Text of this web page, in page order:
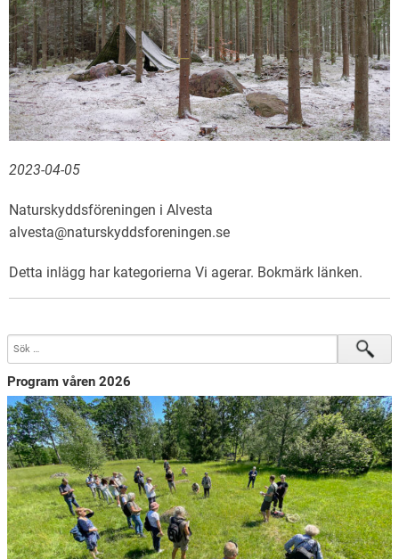
2023-04-05
Naturskyddsföreningen i Alvesta
alvesta@naturskyddsforeningen.se
Detta inlägg har kategorierna Vi agerar. Bokmärk länken.
Program våren 2026